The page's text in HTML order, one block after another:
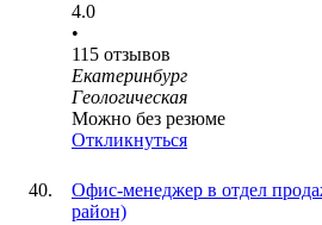
4.0
•
115 отзывов
Екатеринбург
Геологическая
Можно без резюме
Откликнуться
Офис-менеджер в отдел
район)